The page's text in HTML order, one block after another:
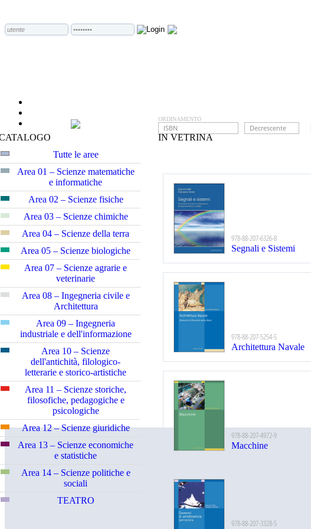
Tutte le aree
Area 01 – Scienze matematiche
e informatiche
Area 02 – Scienze fisiche
Area 03 – Scienze chimiche
Area 04 – Scienze della terra
Area 05 – Scienze biologiche
Area 07 – Scienze agrarie e
veterinarie
Area 08 – Ingegneria civile e
Architettura
Area 09 – Ingegneria
industriale e dell'informazione
Area 10 – Scienze
dell'antichità, filologico-
letterarie e storico-artistiche
Area 11 – Scienze storiche,
filosofiche, pedagogiche e
psicologiche
Area 12 – Scienze giuridiche
Area 13 – Scienze economiche
e statistiche
Area 14 – Scienze politiche e
sociali
TEATRO
IN VETRINA
ORDINAMENTO
978-88-207-6326-8
Segnali e Sistemi
978-88-207-5254-5
Architettura Navale
978-88-207-4972-9
Macchine
978-88-207-3328-5